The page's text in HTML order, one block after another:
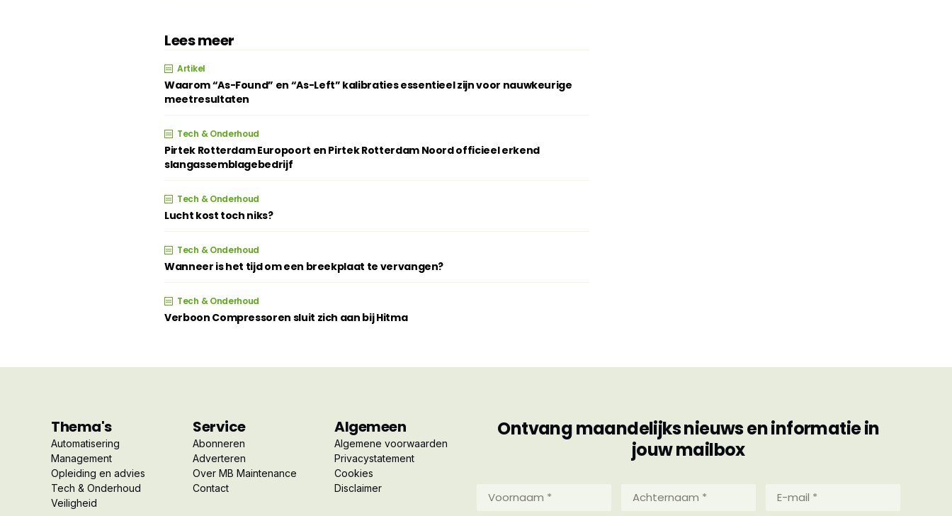
Lees meer
Artikel
Waarom “As-Found” en “As-Left” kalibraties essentieel zijn voor nauwkeurige
meetresultaten
Tech & Onderhoud
Pirtek Rotterdam Europoort en Pirtek Rotterdam Noord officieel erkend
slangassemblagebedrijf
Tech & Onderhoud
Lucht kost toch niks?
Tech & Onderhoud
Wanneer is het tijd om een breekplaat te vervangen?
Tech & Onderhoud
Verboon Compressoren sluit zich aan bij Hitma
Thema's
Automatisering
Management
Opleiding en advies
Tech & Onderhoud
Veiligheid
Service
Abonneren
Adverteren
Over MB Maintenance
Contact
Algemeen
Algemene voorwaarden
Privacystatement
Cookies
Disclaimer
Ontvang maandelijks nieuws en informatie in
jouw mailbox
Achternaam
mail